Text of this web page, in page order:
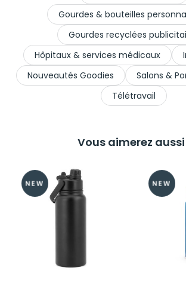
Gourdes & bouteilles
Gourdes recyclées
Hôpitaux & services médicaux
Nouveautés Goodies
Salons &
Télétravail
Vous aimerez aussi